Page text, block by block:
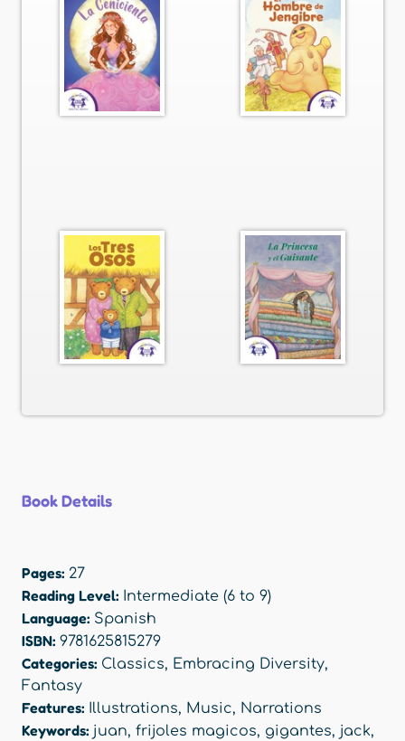
Book Details
Pages: 27
Reading Level: Intermediate (6 to 9)
Language: Spanish
ISBN: 9781625815279
Categories: Classics, Embracing Diversity,
Fantasy
Features: Illustrations, Music, Narrations
Keywords: juan, frijoles magicos, gigantes, jack,